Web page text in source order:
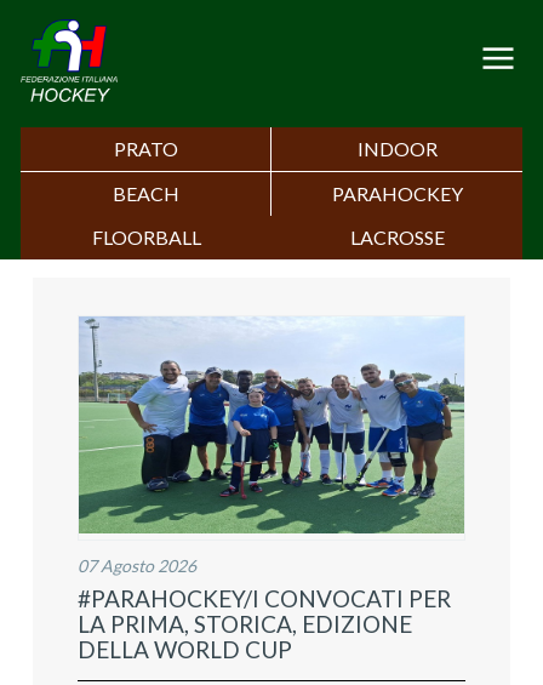
PRATO
INDOOR
BEACH
PARAHOCKEY
FLOORBALL
LACROSSE
07 Agosto 2026
#PARAHOCKEY/I CONVOCATI PER
LA PRIMA, STORICA, EDIZIONE
DELLA WORLD CUP